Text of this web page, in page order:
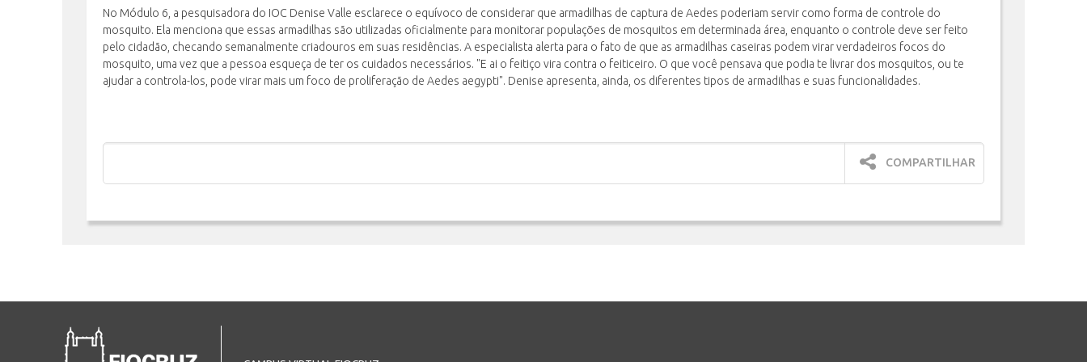
No Módulo 6, a pesquisadora do IOC Denise Valle esclarece o equívoco de considerar que armadilhas de captura de Aedes poderiam servir como forma de controle do
mosquito. Ela menciona que essas armadilhas são utilizadas oficialmente para monitorar populações de mosquitos em determinada área, enquanto o controle deve ser feito
pelo cidadão, checando semanalmente criadouros em suas residências. A especialista alerta para o fato de que as armadilhas caseiras podem virar verdadeiros focos do
mosquito, uma vez que a pessoa esqueça de ter os cuidados necessários. "E ai o feitiço vira contra o feiticeiro. O que você pensava que podia te livrar dos mosquitos, ou te
ajudar a controla-los, pode virar mais um foco de proliferação de Aedes aegypti". Denise apresenta, ainda, os diferentes tipos de armadilhas e suas funcionalidades.
COMPARTILHAR